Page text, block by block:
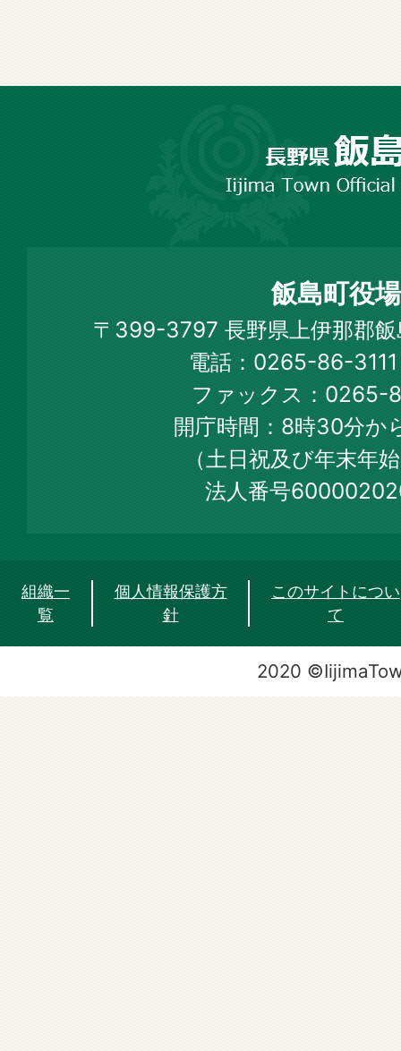
Town
Official
Web
Site
飯島町役場
〒399-3797 長野県上伊那郡
電話：0265-86-
ファックス：0265-
開庁時間：8時30分か
（土日祝及び年末年
法人番号
組織一
覧
個人情報保護方
針
このサイトについ
て
2020